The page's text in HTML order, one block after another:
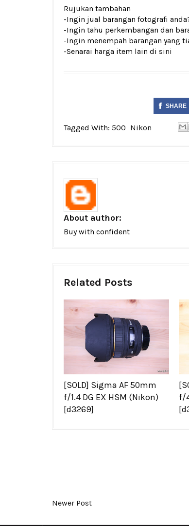
Rujukan tambahan
-Ingin jual barangan fotografi
-Ingin tahu perkembangan dan
-Ingin menempah barangan yang
-Senarai harga item lain di sini
SHARE
Tagged With: 500 Nikon
About author:
Buy with confident
Related Posts
[SOLD] Sigma AF 50mm
f/1.4 DG EX HSM (Nikon)
[d3269]
f/
Newer Post